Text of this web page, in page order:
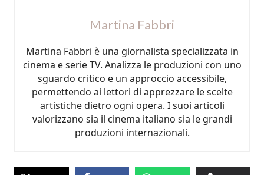
Martina Fabbri
Martina Fabbri è una giornalista specializzata in
cinema e serie TV. Analizza le produzioni con uno
sguardo critico e un approccio accessibile,
permettendo ai lettori di apprezzare le scelte
artistiche dietro ogni opera. I suoi articoli
valorizzano sia il cinema italiano sia le grandi
produzioni internazionali.